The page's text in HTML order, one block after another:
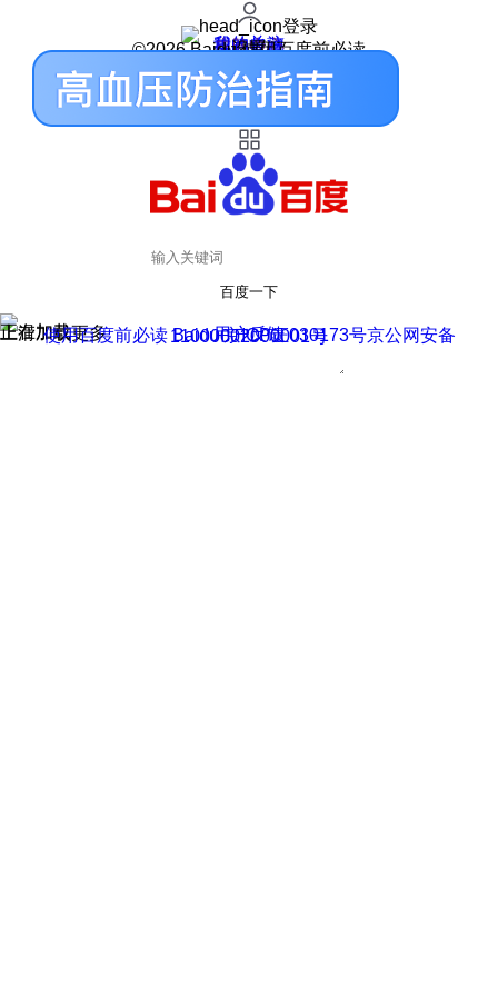
登录
我的关注
我的收藏
皮肤中心
用户反馈
设置
©2026 Baidu 使用百度前必读
百度一下
正在加载
上滑加载更多 用户反馈
使用百度前必读 Baidu 京ICP证030173号
京公网安备11000002000001号